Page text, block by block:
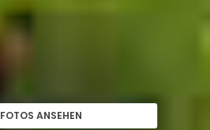
FOTOS ANSEHEN